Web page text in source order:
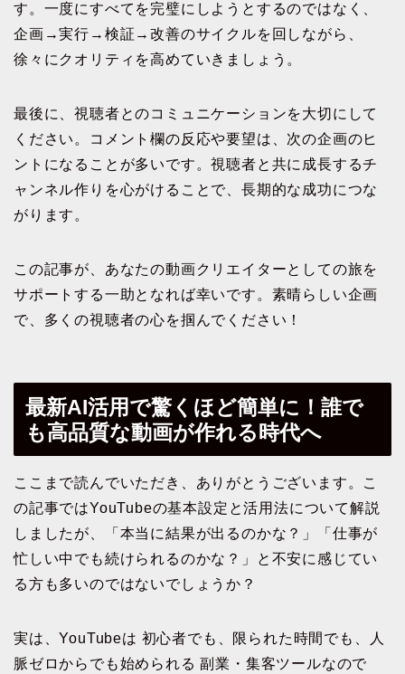
す。一度にすべてを完璧にしようとするのではなく、
企画→実行→検証→改善のサイクルを回しながら、
徐々にクオリティを高めていきましょう。
最後に、視聴者とのコミュニケーションを大切にして
ください。コメント欄の反応や要望は、次の企画のヒ
ントになることが多いです。視聴者と共に成長するチ
ャンネル作りを心がけることで、長期的な成功につな
がります。
この記事が、あなたの動画クリエイターとしての旅を
サポートする一助となれば幸いです。素晴らしい企画
で、多くの視聴者の心を掴んでください！
最新AI活用で驚くほど簡単に！誰で
も高品質な動画が作れる時代へ
ここまで読んでいただき、ありがとうございます。こ
の記事ではYouTubeの基本設定と活用法について解説
しましたが、「本当に結果が出るのかな？」「仕事が
忙しい中でも続けられるのかな？」と不安に感じてい
る方も多いのではないでしょうか？
実は、YouTubeは 初心者でも、限られた時間でも、人
脈ゼロからでも始められる 副業・集客ツールなので